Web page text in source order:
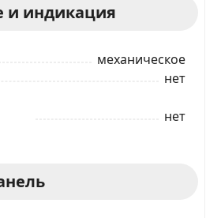
и индикация
механическое
нет
нет